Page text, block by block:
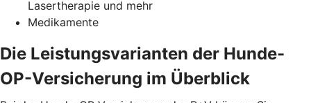
Lasertherapie und mehr
Medikamente
Die Leistungsvarianten der Hunde-
OP-Versicherung im Überblick